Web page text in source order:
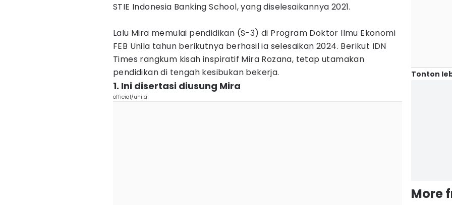
STIE Indonesia Banking School, yang diselesaikannya 2021.
Lalu Mira memulai pendidikan (S-3) di Program Doktor Ilmu Ekonomi
FEB Unila tahun berikutnya berhasil ia selesaikan 2024. Berikut IDN
Times rangkum kisah inspiratif Mira Rozana, tetap utamakan
pendidikan di tengah kesibukan bekerja.
1. Ini disertasi diusung Mira
official/unila
Tonton
More